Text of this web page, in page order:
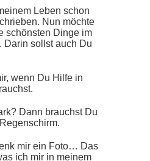
Leben schon
Nun möchte
schönsten Dinge im
Darin sollst auch Du
wenn Du Hilfe in
Dann brauchst Du
mir ein Foto… Das
ich mir in meinem